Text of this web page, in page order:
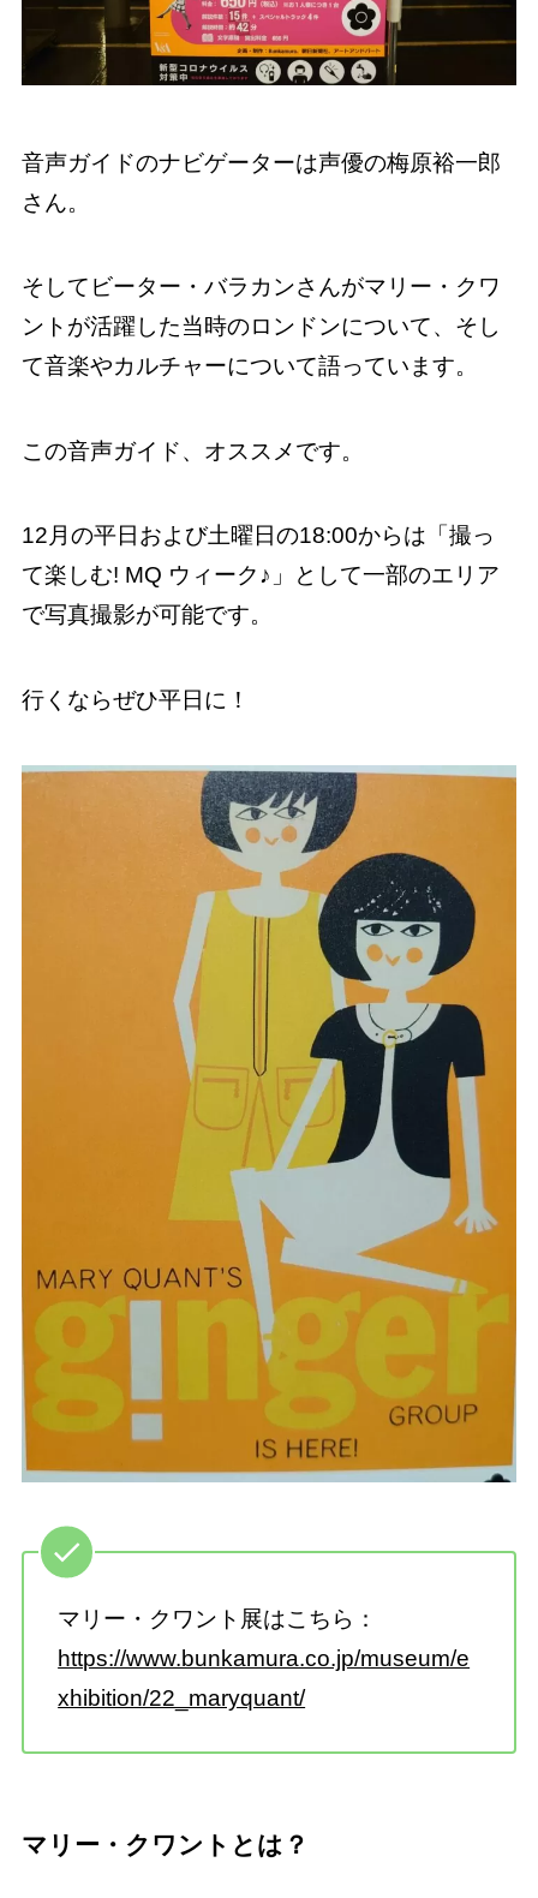
音声ガイドのナビゲーターは声優の梅原裕一郎
さん。
そしてビーター・バラカンさんがマリー・クワ
ントが活躍した当時のロンドンについて、そし
て音楽やカルチャーについて語っています。
この音声ガイド、オススメです。
12月の平日および土曜日の18:00からは「撮っ
て楽しむ! MQ ウィーク♪」として一部のエリア
で写真撮影が可能です。
行くならぜひ平日に！
マリー・クワント展はこちら：
https://www.bunkamura.co.jp/museum/e
xhibition/22_maryquant/
マリー・クワントとは？